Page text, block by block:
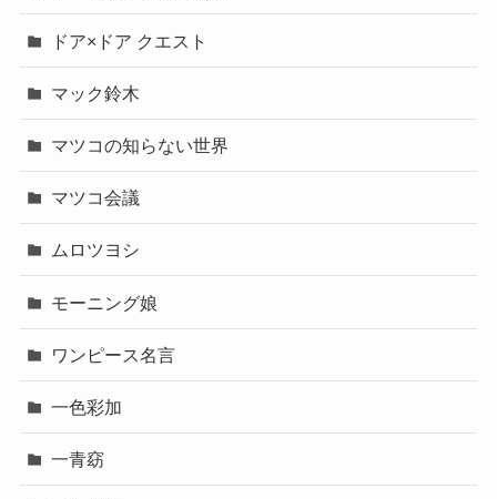
ドア×ドア クエスト
マック鈴木
マツコの知らない世界
マツコ会議
ムロツヨシ
モーニング娘
ワンピース名言
一色彩加
一青窈